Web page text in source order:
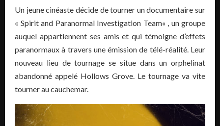
Un jeune cinéaste décide de tourner un documentaire sur
« Spirit and Paranormal Investigation Team« , un groupe
auquel appartiennent ses amis et qui témoigne d’effets
paranormaux à travers une émission de télé-réalité.Leur
nouveau lieu de tournage se situe dans un orphelinat
abandonné appelé Hollows Grove. Le tournage va vite
tourner au cauchemar.